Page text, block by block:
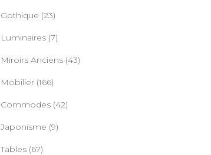
Gothique (23)
Luminaires (7)
Miroirs Anciens (43)
Mobilier (166)
Commodes (42)
Japonisme (9)
Tables (67)